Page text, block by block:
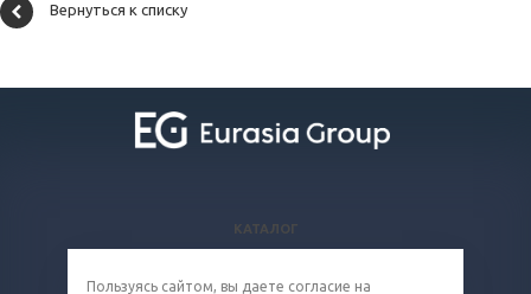
Вернуться к списку
КАТАЛОГ
КОМПАНИЯ
Пользуясь сайтом, вы даете согласие на